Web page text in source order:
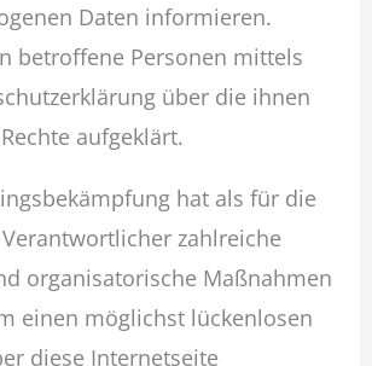
Daten informieren.
betroffene Personen mittels
über die ihnen
aufgeklärt.
hat als für die
zahlreiche
organisatorische Maßnahmen
einen möglichst lückenlosen
diese Internetseite